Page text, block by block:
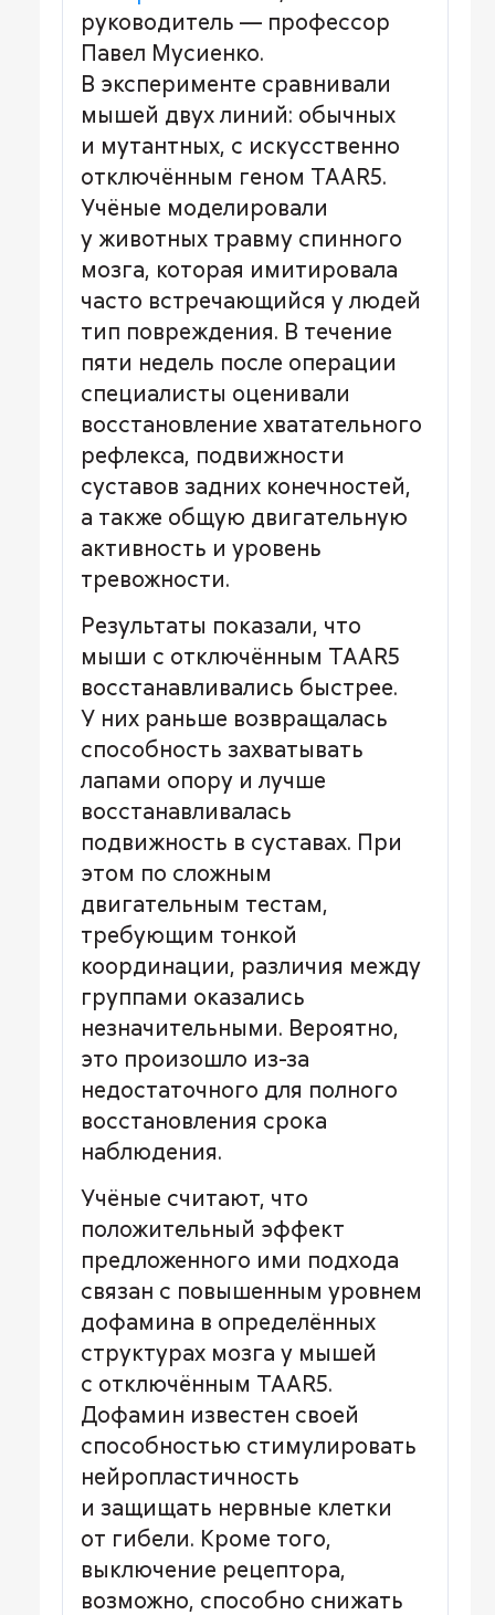
руководитель — профессор
Павел Мусиенко.
В эксперименте сравнивали
мышей двух линий: обычных
и мутантных, с искусственно
отключённым геном TAAR5.
Учёные моделировали
у животных травму спинного
мозга, которая имитировала
часто встречающийся у людей
тип повреждения. В течение
пяти недель после операции
специалисты оценивали
восстановление хватательного
рефлекса, подвижности
суставов задних конечностей,
а также общую двигательную
активность и уровень
тревожности.
Результаты показали, что
мыши с отключённым TAAR5
восстанавливались быстрее.
У них раньше возвращалась
способность захватывать
лапами опору и лучше
восстанавливалась
подвижность в суставах. При
этом по сложным
двигательным тестам,
требующим тонкой
координации, различия между
группами оказались
незначительными. Вероятно,
это произошло из-за
недостаточного для полного
восстановления срока
наблюдения.
Учёные считают, что
положительный эффект
предложенного ими подхода
связан с повышенным уровнем
дофамина в определённых
структурах мозга у мышей
с отключённым TAAR5.
Дофамин известен своей
способностью стимулировать
нейропластичность
и защищать нервные клетки
от гибели. Кроме того,
выключение рецептора,
возможно, способно снижать